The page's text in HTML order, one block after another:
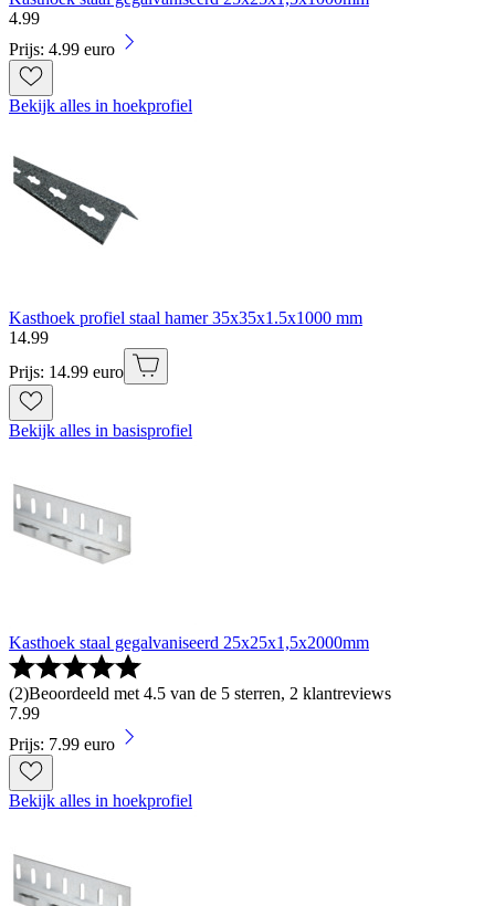
4.99
Prijs: 4.99 euro
Bekijk alles in hoekprofiel
Kasthoek profiel staal hamer 35x35x1.5x1000 mm
14.99
Prijs: 14.99 euro
Bekijk alles in basisprofiel
Kasthoek staal gegalvaniseerd 25x25x1,5x2000mm
(2)Beoordeeld met 4.5 van de 5 sterren, 2 klantreviews
7.99
Prijs: 7.99 euro
Bekijk alles in hoekprofiel